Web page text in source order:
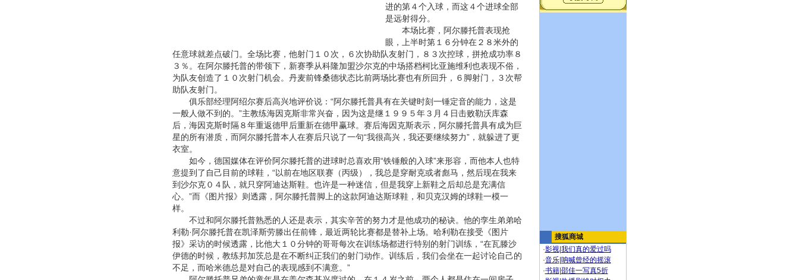
进的第４个入球，而这４个进球全部
是远射得分。
本场比赛，阿尔滕托普表现抢
眼，上半时第１６分钟在２８米外的
任意球就差点破门。全场比赛，他射门１０次，６次协助队友射门，８３次控球，拼抢成功率８
３％。在阿尔滕托普的带领下，新赛季从科隆加盟沙尔克的中场搭档柯比亚施维利也表现不俗，
为队友创造了１０次射门机会。丹麦前锋桑德状态比前两场比赛也有所回升，６脚射门，３次帮
助队友射门。
俱乐部经理阿绍尔赛后高兴地评价说：“阿尔滕托普具有在关键时刻一锤定音的能力，这是
一般人做不到的。”主教练海因克斯非常兴奋，因为这是继１９９５年３月４日击败勒沃库森
后，海因克斯时隔８年重返德甲后重新在德甲赢球。赛后海因克斯表示，阿尔滕托普具有成为巨
星的所有潜质，而阿尔滕托普本人在赛后只说了一句“我很高兴，我还要继续努力”，就躲进了更
衣室。
如今，德国媒体在评价阿尔滕托普的进球时总喜欢用“铁锤般的入球”来形容，而他本人也特
意提到了自己目前的球鞋，“以前在地区联赛（丙级），我总是穿耐克或者彪马，然后现在我来
到沙尔克０４队，就只穿阿迪达斯鞋。也许是一种迷信，但是我穿上新鞋之后却总是充满信
心。”而《图片报》则透露，阿尔滕托普脚上的这款阿迪达斯球鞋，和贝克汉姆的球鞋一模一
样。
不过和阿尔滕托普熟悉的人还是表示，其实辛苦的努力才是他成功的秘诀。他的孪生弟弟哈
利勒·阿尔滕托普在凯泽斯劳滕出任前锋，最近两轮比赛都是替补上场。哈利勒在接受《图片
报》采访的时候透露，比他大１０分钟的哥哥每次在训练场都进行特别的射门训练，“在瓦滕沙
伊德的时候，教练邦加茨总是在不断纠正我们的射门动作。训练后，我们会坐在一起讨论自己的
不足，而哈米德总是对自己的表现感到不满意。”
搜狐商城
·影视| 我们真的爱过吗
·音乐| 呐喊曾经的摇滚
·书籍| 邵佳一写真5折